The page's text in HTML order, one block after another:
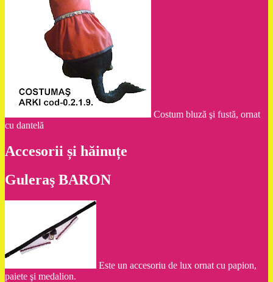
Costum bluză şi fustă, ornat
cu dantelă
Accesorii și hăinuțe
Guleraş BARON
Este un accesoriu de lux ornat cu papion,
paiete şi medalion.